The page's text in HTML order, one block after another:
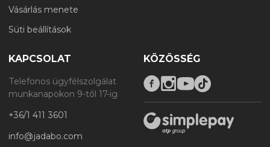
Vásárlás menete
Süti beállítások
KAPCSOLAT
Telefonos ügyfélszolgálat
munkanapokon 9-től 17-ig
+36/1 411 3601
info@jadabo.com
KÖZÖSSÉG